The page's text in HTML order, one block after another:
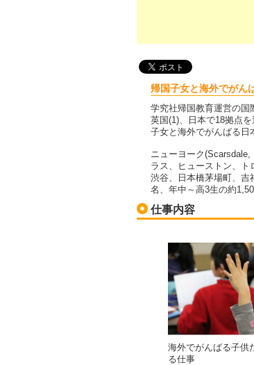
帰国子女と海外でがん
学究社帰国教育運営の国
英国(1)、日本で18拠点
子女と海外でがんばる日
ニューヨーク
ラス、ヒューストン、ト
渋谷、日本橋茅場町、吉
名、年中～高3生の約
仕事内容
海外でがんばる子供
る仕事